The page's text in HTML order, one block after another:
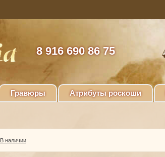
8 916 690 86 75
Гравюры Атрибуты роскоши
В наличии